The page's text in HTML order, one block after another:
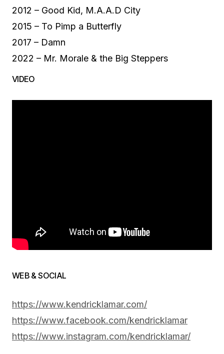
2012 – Good Kid, M.A.A.D City
2015 – To Pimp a Butterfly
2017 – Damn
2022 – Mr. Morale & the Big Steppers
VIDEO
WEB & SOCIAL
https://www.kendricklamar.com/
https://www.facebook.com/kendricklamar
https://www.instagram.com/kendricklamar/